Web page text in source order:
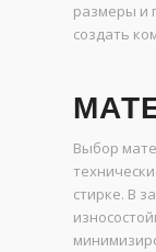
размеры и
создать
Выбор
стирке. В